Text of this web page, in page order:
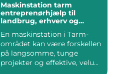
Maskinstation tarm
entreprenørhjælp til
landbrug, erhverv og
En maskinstation i Tarm-
området kan være forskellen
på langsomme, tunge
projekter og effektive, velu...